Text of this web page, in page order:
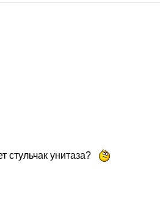
стульчак унитаза?